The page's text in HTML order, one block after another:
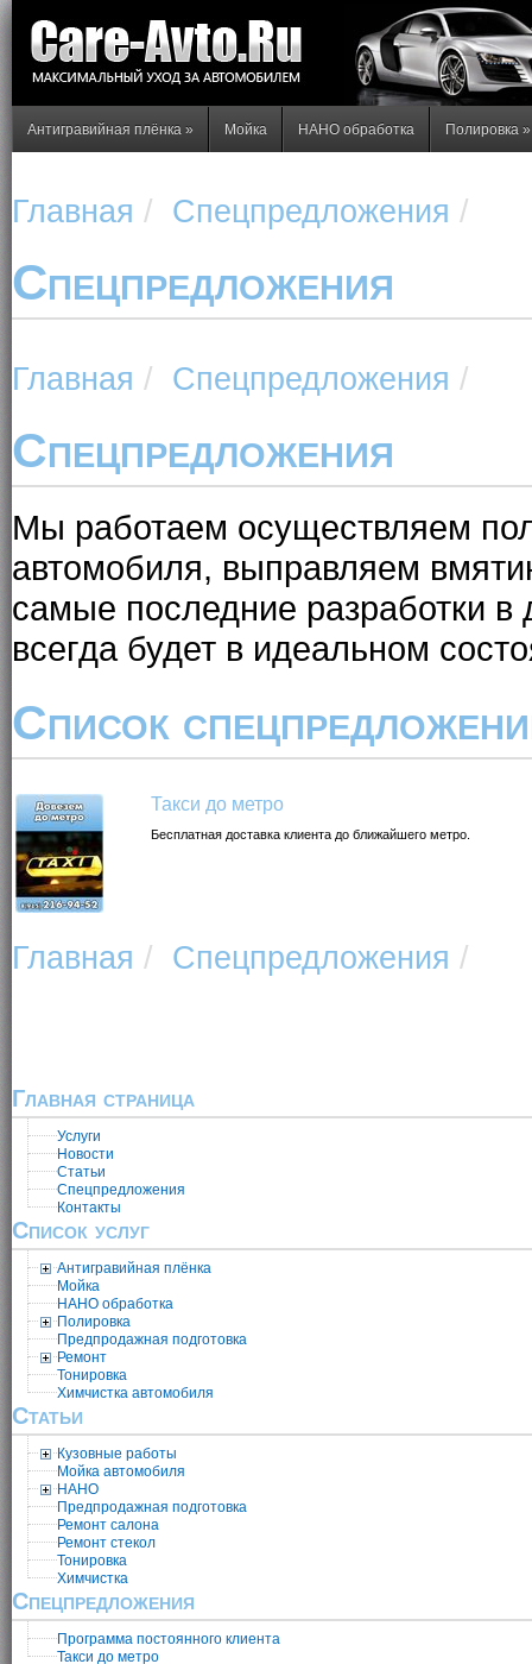
Антигравийная плёнка » Мойка НАНО обработка Полировка »
Главная / Спецпредложения /
Спецпредложения
Главная / Спецпредложения /
Спецпредложения
Мы работаем осуществляем
автомобиля, выправляем
самые последние разработки
всегда будет в идеальном
Список
Такси до метро
Бесплатная доставка клиента до ближайшего метро.
Главная / Спецпредложения /
Главная страница
Услуги
Новости
Статьи
Спецпредложения
Контакты
Список услуг
Антигравийная плёнка
Мойка
НАНО обработка
Полировка
Предпродажная подготовка
Ремонт
Тонировка
Химчистка автомобиля
Статьи
Кузовные работы
Мойка автомобиля
НАНО
Предпродажная подготовка
Ремонт салона
Ремонт стекол
Тонировка
Химчистка
Спецпредложения
Программа постоянного клиента
Такси до метро